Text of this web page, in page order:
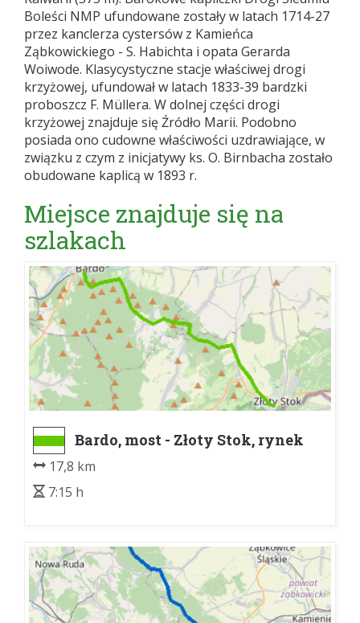
Boleści NMP ufundowane zostały w latach 1714-27
przez kanclerza cystersów z Kamieńca
Ząbkowickiego - S. Habichta i opata Gerarda
Woiwode. Klasycystyczne stacje właściwej drogi
krzyżowej, ufundował w latach 1833-39 bardzki
proboszcz F. Müllera. W dolnej części drogi
krzyżowej znajduje się Źródło Marii. Podobno
posiada ono cudowne właściwości uzdrawiające, w
związku z czym z inicjatywy ks. O. Birnbacha zostało
obudowane kaplicą w 1893 r.
Miejsce znajduje się na
szlakach
Bardo, most - Złoty Stok, rynek
17,8 km
7:15 h